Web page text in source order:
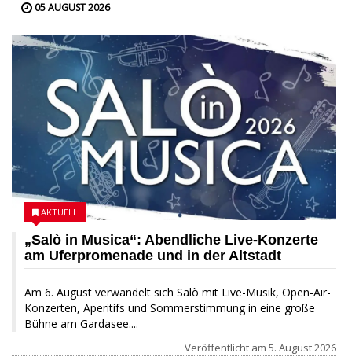
05 AUGUST 2026
„Salò in Musica“: Abendliche Live-Konzerte
am Uferpromenade und in der Altstadt
Am 6. August verwandelt sich Salò mit Live-Musik, Open-Air-
Konzerten, Aperitifs und Sommerstimmung in eine große
Bühne am Gardasee....
AKTUELL
Veröffentlicht am 5. August 2026